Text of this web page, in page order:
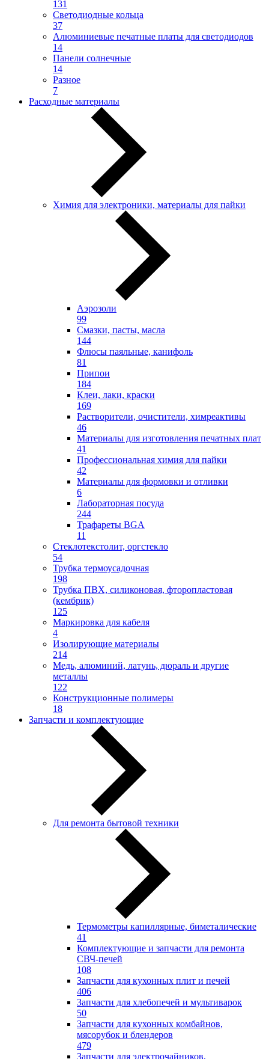
131
Светодиодные кольца
37
Алюминиевые печатные платы для светодиодов
14
Панели солнечные
14
Разное
7
Расходные материалы
Химия для электроники, материалы для пайки
Аэрозоли
99
Смазки, пасты, масла
144
Флюсы паяльные, канифоль
81
Припои
184
Клеи, лаки, краски
169
Растворители, очистители, химреактивы
46
Материалы для изготовления печатных плат
41
Профессиональная химия для пайки
42
Материалы для формовки и отливки
6
Лабораторная посуда
244
Трафареты BGA
11
Стеклотекстолит, оргстекло
54
Трубка термоусадочная
198
Трубка ПВХ, силиконовая, фторопластовая
(кембрик)
125
Маркировка для кабеля
4
Изолирующие материалы
214
Медь, алюминий, латунь, дюраль и другие
металлы
122
Конструкционные полимеры
18
Запчасти и комплектующие
Для ремонта бытовой техники
Термометры капиллярные, биметалические
41
Комплектующие и запчасти для ремонта
СВЧ-печей
108
Запчасти для кухонных плит и печей
406
Запчасти для хлебопечей и мультиварок
50
Запчасти для кухонных комбайнов,
мясорубок и блендеров
479
Запчасти для электрочайников,